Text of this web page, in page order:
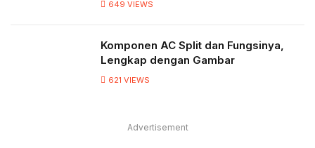
649 VIEWS
Komponen AC Split dan Fungsinya,
Lengkap dengan Gambar
621 VIEWS
Advertisement